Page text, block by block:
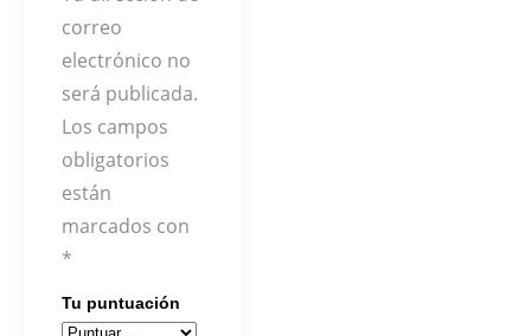
correo
electrónico no
será publicada.
Los campos
obligatorios
están
marcados con
*
Tu puntuación